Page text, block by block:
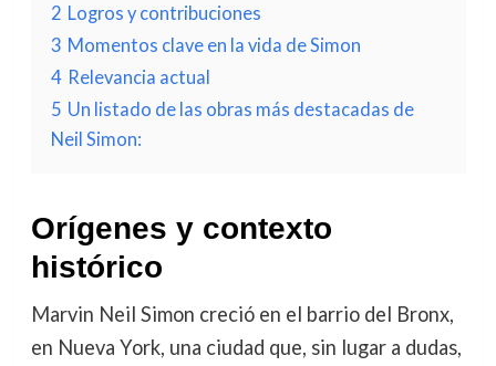
2 Logros y contribuciones
3 Momentos clave en la vida de Simon
4 Relevancia actual
5 Un listado de las obras más destacadas de
Neil Simon:
Orígenes y contexto
histórico
Marvin Neil Simon creció en el barrio del Bronx,
en Nueva York, una ciudad que, sin lugar a dudas,